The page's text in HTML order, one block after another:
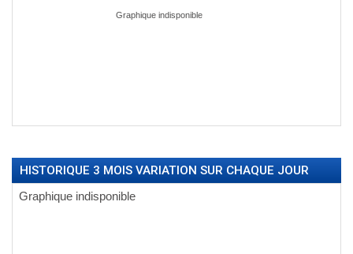
HISTORIQUE 3 MOIS VARIATION SUR CHAQUE JOUR